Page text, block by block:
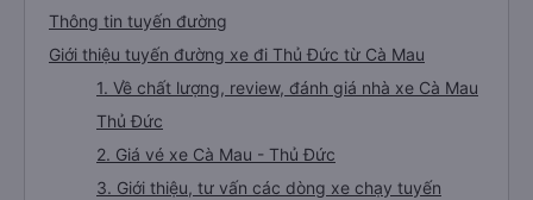
Thông tin tuyến đường
Giới thiệu tuyến đường xe đi Thủ Đức từ Cà Mau
1. Về chất lượng, review, đánh giá nhà xe Cà Mau
Thủ Đức
2. Giá vé xe Cà Mau - Thủ Đức
3. Giới thiệu, tư vấn các dòng xe chạy tuyến